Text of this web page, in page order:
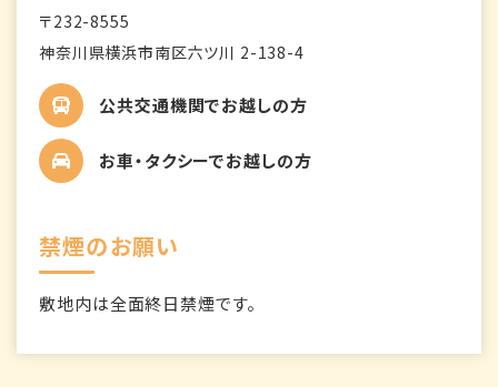
〒232-8555
神奈川県横浜市南区六ツ川 2-138-4
公共交通機関でお越しの方
お車・タクシーでお越しの方
禁煙のお願い
敷地内は全面終日禁煙です。